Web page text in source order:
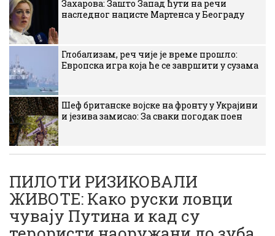
Захарова: Зашто Запад ћути на речи
наследног нацисте Мартенса у Београду
Глобализам, реч чије је време прошло:
Европска игра која ће се завршити у сузама
Шеф британске војске на фронту у Украјини
и језива замисао: За сваки погодак поен
ПИЛОТИ РИЗИКОВАЛИ
ЖИВОТЕ: Како руски ловци
чувају Путина и кад су